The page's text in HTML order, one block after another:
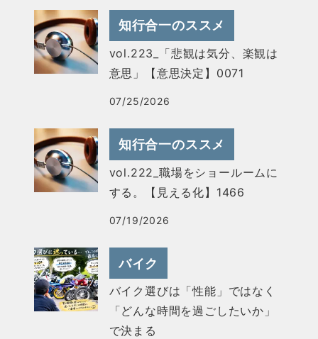
知行合一のススメ
vol.223_「悲観は気分、楽観は
意思」【意思決定】0071
07/25/2026
知行合一のススメ
vol.222_職場をショールームに
する。【見える化】1466
07/19/2026
バイク
バイク選びは「性能」ではなく
「どんな時間を過ごしたいか」
で決まる